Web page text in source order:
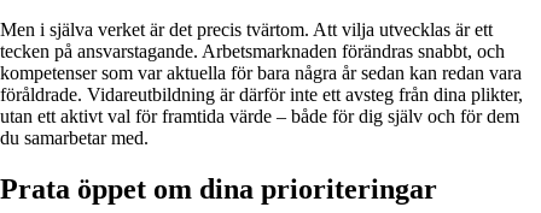
Men i själva verket är det precis tvärtom. Att vilja utvecklas är ett
tecken på ansvarstagande. Arbetsmarknaden förändras snabbt, och
kompetenser som var aktuella för bara några år sedan kan redan vara
föråldrade. Vidareutbildning är därför inte ett avsteg från dina plikter,
utan ett aktivt val för framtida värde – både för dig själv och för dem
du samarbetar med.
Prata öppet om dina prioriteringar